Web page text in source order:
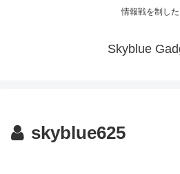
情報戦を制し
Skyblue
skyblue625